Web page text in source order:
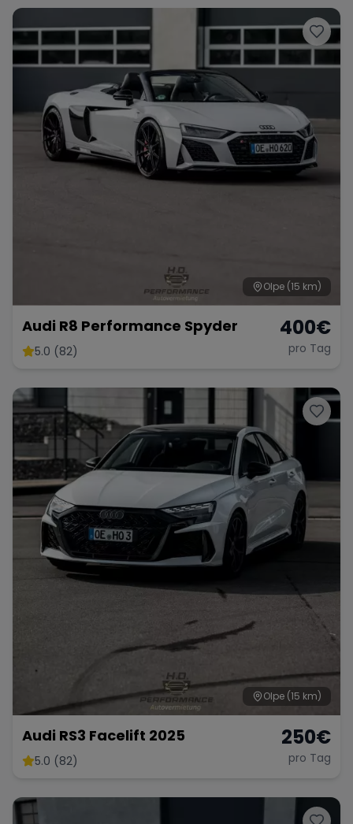
Range Rover
Olpe (15 km)
Audi R8 Performance Spyder
5.0 (82)
400€
pro Tag
Olpe (15 km)
Audi RS3 Facelift 2025
5.0 (82)
250€
pro Tag